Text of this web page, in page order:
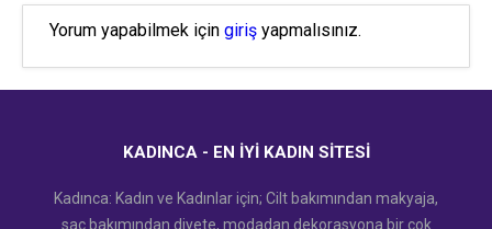
Yorum yapabilmek için giriş yapmalısınız.
KADINCA - EN İYI KADIN SITESI
Kadınca: Kadın ve Kadınlar için; Cilt bakımından makyaja,
saç bakımından diyete, modadan dekorasyona bir çok